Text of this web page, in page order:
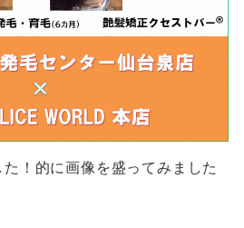
！的に画像を盛ってみました